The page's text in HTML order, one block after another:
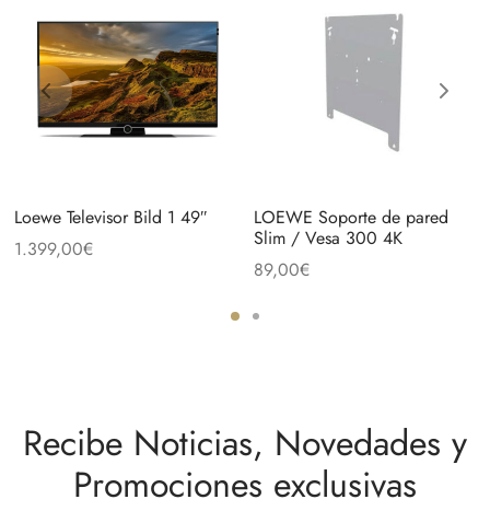
Loewe Televisor Bild 1 49″
1.399,00€
LOEWE Soporte de pared
Slim / Vesa 300 4K
89,00€
Recibe Noticias, Novedades y
Promociones exclusivas